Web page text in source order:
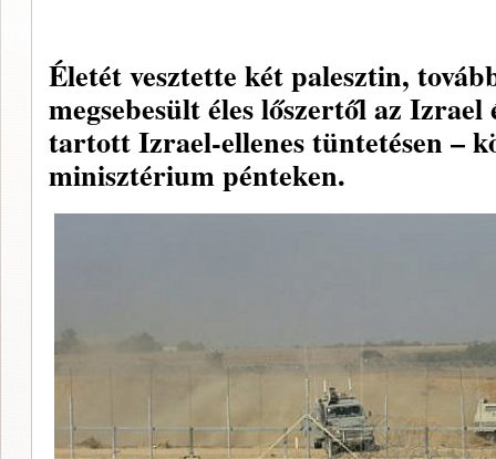
Életét vesztette két palesztin,
megsebesült éles lőszertől az
tartott Izrael-ellenes tüntetésen –
minisztérium pénteken.